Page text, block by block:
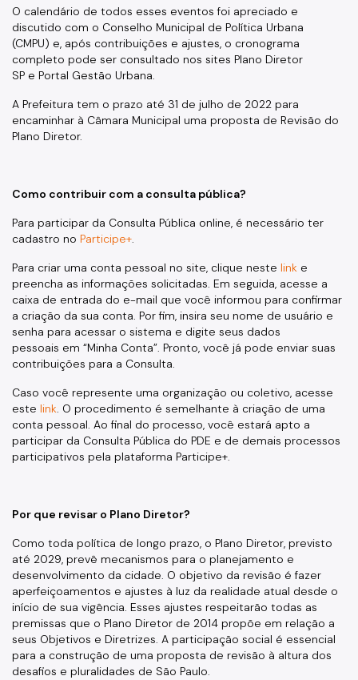
O calendário de todos esses eventos foi apreciado e
discutido com o Conselho Municipal de Política Urbana
(CMPU) e, após contribuições e ajustes, o cronograma
completo pode ser consultado nos sites Plano Diretor
SP e Portal Gestão Urbana.
A Prefeitura tem o prazo até 31 de julho de 2022 para
encaminhar à Câmara Municipal uma proposta de Revisão do
Plano Diretor.
Como contribuir com a consulta pública?
Para participar da Consulta Pública online, é necessário ter
cadastro no Participe+.
Para criar uma conta pessoal no site, clique neste link e
preencha as informações solicitadas. Em seguida, acesse a
caixa de entrada do e-mail que você informou para confirmar
a criação da sua conta. Por fim, insira seu nome de usuário e
senha para acessar o sistema e digite seus dados
pessoais em “Minha Conta”. Pronto, você já pode enviar suas
contribuições para a Consulta.
Caso você represente uma organização ou coletivo, acesse
este link. O procedimento é semelhante à criação de uma
conta pessoal. Ao final do processo, você estará apto a
participar da Consulta Pública do PDE e de demais processos
participativos pela plataforma Participe+.
Por que revisar o Plano Diretor?
Como toda política de longo prazo, o Plano Diretor, previsto
até 2029, prevê mecanismos para o planejamento e
desenvolvimento da cidade. O objetivo da revisão é fazer
aperfeiçoamentos e ajustes à luz da realidade atual desde o
início de sua vigência. Esses ajustes respeitarão todas as
premissas que o Plano Diretor de 2014 propõe em relação a
seus Objetivos e Diretrizes. A participação social é essencial
para a construção de uma proposta de revisão à altura dos
desafios e pluralidades de São Paulo.